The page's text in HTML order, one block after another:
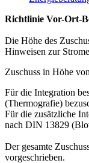
Richtlinie Vor-Ort-
Die Höhe des
Hinweisen zur
Zuschuss in Höhe
Für die Integration
(Thermografie)
Für die zusätzliche
nach DIN 13829
Der gesamte
vorgeschrieben.